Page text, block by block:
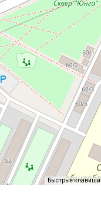
Быстрые клавиши